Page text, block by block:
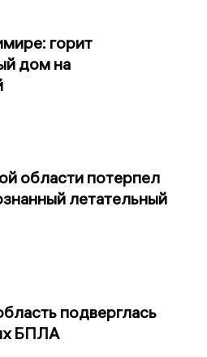
горит
дом на
области потерпел
летательный
подверглась
БПЛА